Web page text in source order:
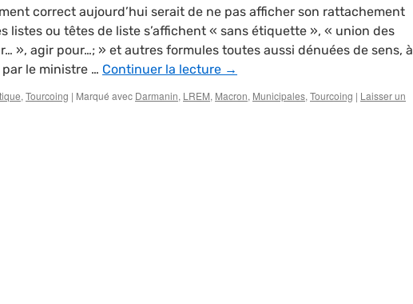
correct aujourd’hui serait de ne pas afficher son rattachement
listes ou têtes de liste s’affichent « sans étiquette », « union des
», agir pour…; » et autres formules toutes aussi dénuées de sens, à
le ministre … Continuer la lecture →
, Tourcoing | Marqué avec Darmanin, LREM, Macron, Municipales, Tourcoing | Laisser un